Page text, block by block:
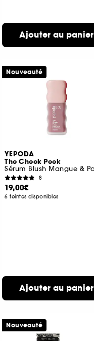
Ajouter au panier
YEPODA
The Cheek Peek
8
19,00€
6 teintes disponibles
Ajouter au panier
Nouveauté
Nouveauté